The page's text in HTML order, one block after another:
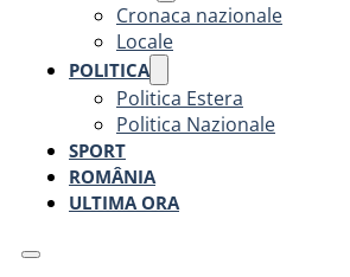
Cronaca nazionale
Locale
POLITICA
Politica Estera
Politica Nazionale
SPORT
ROMÂNIA
ULTIMA ORA